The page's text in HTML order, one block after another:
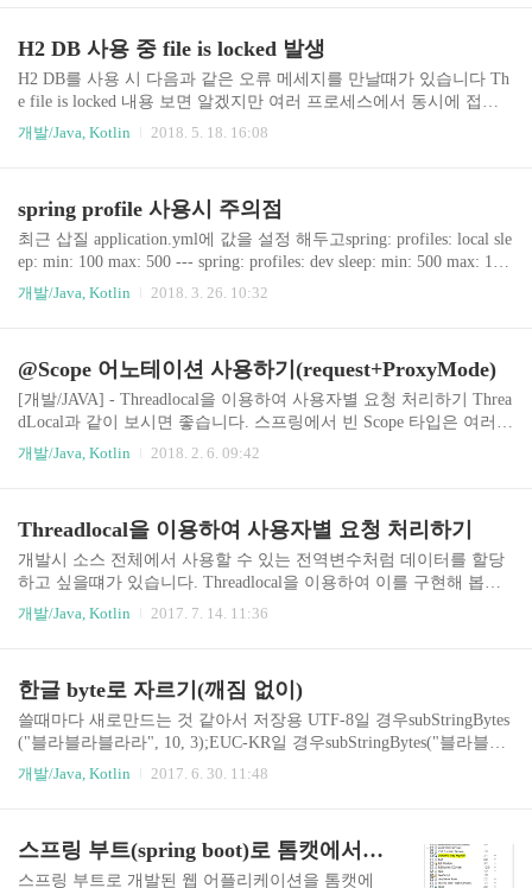
w-to-set-up-transaction-with-mybatis-and-spring
H2 DB 사용 중 file is locked 발생
H2 DB를 사용 시 다음과 같은 오류 메세지를 만날때가 있습니다 Th
e file is locked 내용 보면 알겠지만 여러 프로세스에서 동시에 접근
할때 발행하는 오류입니다제 경우 API 서버를 띄워놓고 배치를 돌
UTO_SERVER=true username: sa driver-class-name: org.h2.Driver
개발/Java, Kotlin 2018. 5. 18. 16:08
spring profile 사용시 주의점
최근 삽질 application.yml에 값을 설정 해두고spring: profiles: local sle
ep: min: 100 max: 500 --- spring: profiles: dev sleep: min: 500 max: 100
0 application.properties에 아래와 같이 프로파일을 설정해주었다sprin
ection of autowired dependencies failed; neste..
개발/Java, Kotlin 2018. 3. 26. 10:32
@Scope 어노테이션 사용하기(request+ProxyMode)
[개발/JAVA] - Threadlocal을 이용하여 사용자별 요청 처리하기 Threa
dLocal과 같이 보시면 좋습니다. 스프링에서 빈 Scope 타입은 여러가
지 방식이 있으며 아래를 참고해 주세요. https://docs.spring.io/spring/
서 주입받은 빈 역시 scope를 request로 줘도 singleton으로 동작하게
됩니다. 빈을 생성해 주고 위에 보이는것처럼 scope를 request로 선언
해줍니다. 그리고 위처럼 컨트롤러를 구현합니다..
개발/Java, Kotlin 2018. 2. 6. 09:42
Threadlocal을 이용하여 사용자별 요청 처리하기
개발시 소스 전체에서 사용할 수 있는 전역변수처럼 데이터를 할당
하고 싶을떄가 있습니다. Threadlocal을 이용하여 이를 구현해 봅니
다. ShoppingController.java @RestController public class ShoppingContr
하려고 합니다. 이 떄 카트 수량은 여러 메소드에서 사용할 수 있기
때문에 멤버변수로 선언을 합니다. 이렇게 작성 후..
개발/Java, Kotlin 2017. 7. 14. 11:36
한글 byte로 자르기(깨짐 없이)
쓸때마다 새로만드는 것 같아서 저장용 UTF-8일 경우subStringBytes
("블라블라블라라", 10, 3);EUC-KR일 경우subStringBytes("블라블라
블라라", 10, 2); public String subStringBytes(String str, int byteLength,
..
개발/Java, Kotlin 2017. 6. 30. 11:48
스프링 부트(spring boot)로 톰캣에서 실행하기(이클립스)
스프링 부트로 개발된 웹 어플리케이션을 톰캣에